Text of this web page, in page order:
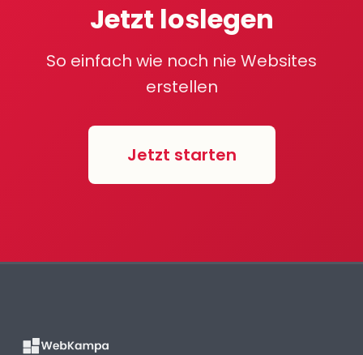
Jetzt loslegen
So einfach wie noch nie Websites
erstellen
Jetzt starten